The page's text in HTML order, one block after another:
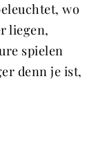
wo
liegen,
spielen
denn je ist,